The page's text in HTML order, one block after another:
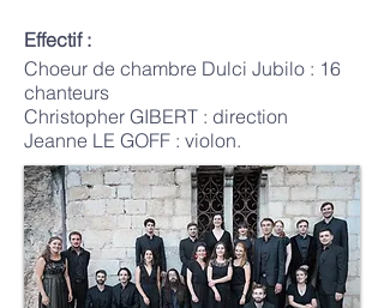
Effectif :
Choeur de chambre Dulci Jubilo : 16
chanteurs
Christopher GIBERT : direction
Jeanne LE GOFF : violon.